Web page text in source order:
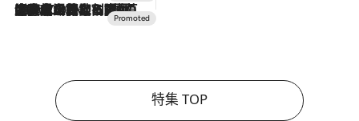
2026.7.10
NEW OPEN！【界 草津】名湯の地に誕生。趣の異なる2種の温泉と上州ならではの会席・蕎麦割烹など美食を味わう究極の癒やし旅
特集 TOP